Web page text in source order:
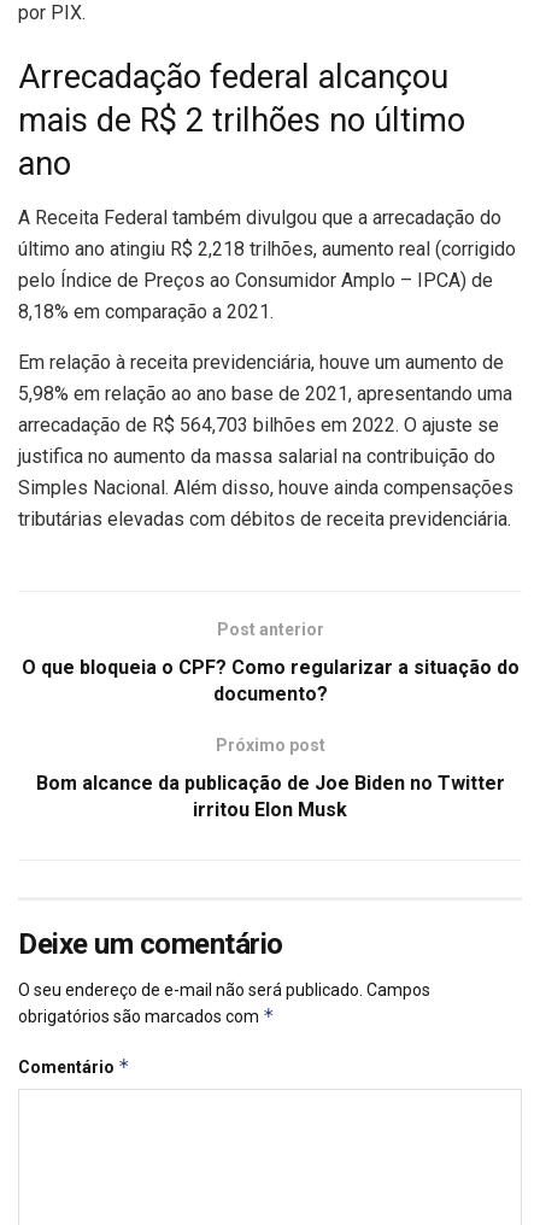
por PIX.
Arrecadação federal alcançou
mais de R$ 2 trilhões no último
ano
A Receita Federal também divulgou que a arrecadação do
último ano atingiu R$ 2,218 trilhões, aumento real (corrigido
pelo Índice de Preços ao Consumidor Amplo – IPCA) de
8,18% em comparação a 2021.
Em relação à receita previdenciária, houve um aumento de
5,98% em relação ao ano base de 2021, apresentando uma
arrecadação de R$ 564,703 bilhões em 2022. O ajuste se
justifica no aumento da massa salarial na contribuição do
Simples Nacional. Além disso, houve ainda compensações
tributárias elevadas com débitos de receita previdenciária.
Post anterior
O que bloqueia o CPF? Como regularizar a situação do
documento?
Próximo post
Bom alcance da publicação de Joe Biden no Twitter
irritou Elon Musk
Deixe um comentário
O seu endereço de e-mail não será publicado. Campos
obrigatórios são marcados com *
Comentário *